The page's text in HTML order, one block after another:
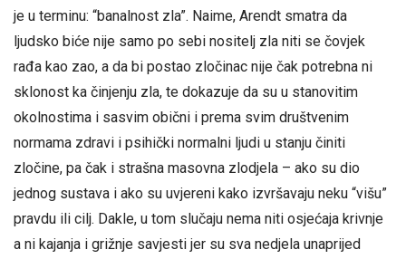
je u terminu: “banalnost zla”. Naime, Arendt smatra da
ljudsko biće nije samo po sebi nositelj zla niti se čovjek
rađa kao zao, a da bi postao zločinac nije čak potrebna ni
sklonost ka činjenju zla, te dokazuje da su u stanovitim
okolnostima i sasvim obični i prema svim društvenim
normama zdravi i psihički normalni ljudi u stanju činiti
zločine, pa čak i strašna masovna zlodjela – ako su dio
jednog sustava i ako su uvjereni kako izvršavaju neku “višu”
pravdu ili cilj. Dakle, u tom slučaju nema niti osjećaja krivnje
a ni kajanja i grižnje savjesti jer su sva nedjela unaprijed